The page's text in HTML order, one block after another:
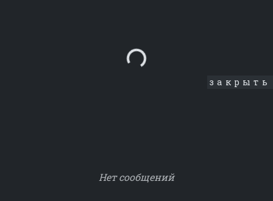
Loading... закрыть
Нет сообщений